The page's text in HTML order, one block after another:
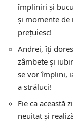
împliniri și
și momente de
prețuiesc!
Andrei, îți
zâmbete și
se vor împlini,
a străluci!
Fie ca această
neuitat și